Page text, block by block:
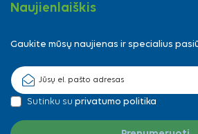
Naujienlaiškis
Gaukite mūsų naujienas ir specialius
Sutinku su privatumo politika